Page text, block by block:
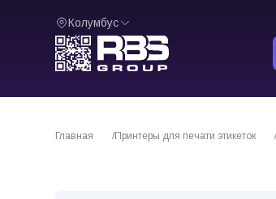
Колумбус
Главная Принтеры для печати этикеток